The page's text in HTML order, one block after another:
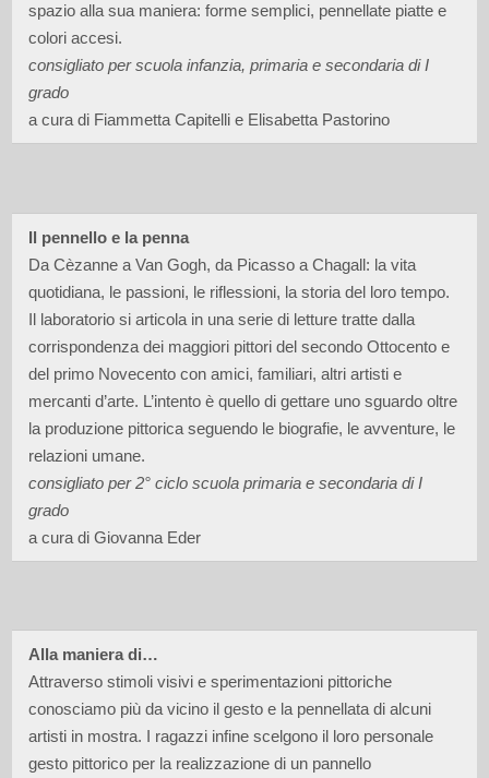
spazio alla sua maniera: forme semplici, pennellate piatte e
colori accesi.
consigliato perscuola infanzia, primaria e secondaria di I
grado
a cura di Fiammetta Capitelli e Elisabetta Pastorino
Il pennello e la penna
Da Cèzanne a Van Gogh, da Picasso a Chagall: la vita
quotidiana, le passioni, le riflessioni, la storia del loro tempo.
Il laboratorio si articola in una serie di letture tratte dalla
corrispondenza dei maggiori pittori del secondo Ottocento e
del primo Novecento con amici, familiari, altri artisti e
mercanti d’arte. L’intento è quello di gettare uno sguardo oltre
la produzione pittorica seguendo le biografie, le avventure, le
relazioni umane.
consigliato per 2° ciclo scuola primaria e secondaria di I
grado
a cura di Giovanna Eder
Alla maniera di…
Attraverso stimoli visivi e sperimentazioni pittoriche
conosciamo più da vicino il gesto e la pennellata di alcuni
artisti in mostra. I ragazzi infine scelgono il loro personale
gesto pittorico per la realizzazione di un pannello